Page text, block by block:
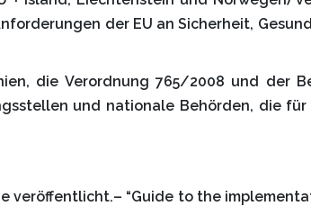
der EU an Sicherheit,
die Verordnung 765/2008 und der
und nationale Behörden, die
veröffentlicht.– “Guide to the